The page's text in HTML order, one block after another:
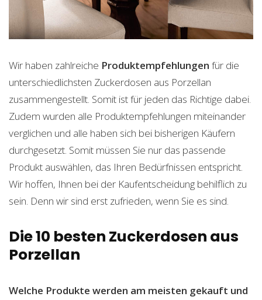
Wir haben zahlreiche Produktempfehlungen für die
unterschiedlichsten Zuckerdosen aus Porzellan
zusammengestellt. Somit ist für jeden das Richtige dabei.
Zudem wurden alle Produktempfehlungen miteinander
verglichen und alle haben sich bei bisherigen Käufern
durchgesetzt. Somit müssen Sie nur das passende
Produkt auswählen, das Ihren Bedürfnissen entspricht.
Wir hoffen, Ihnen bei der Kaufentscheidung behilflich zu
sein. Denn wir sind erst zufrieden, wenn Sie es sind.
Die 10 besten Zuckerdosen aus
Porzellan
Welche Produkte werden am meisten gekauft und